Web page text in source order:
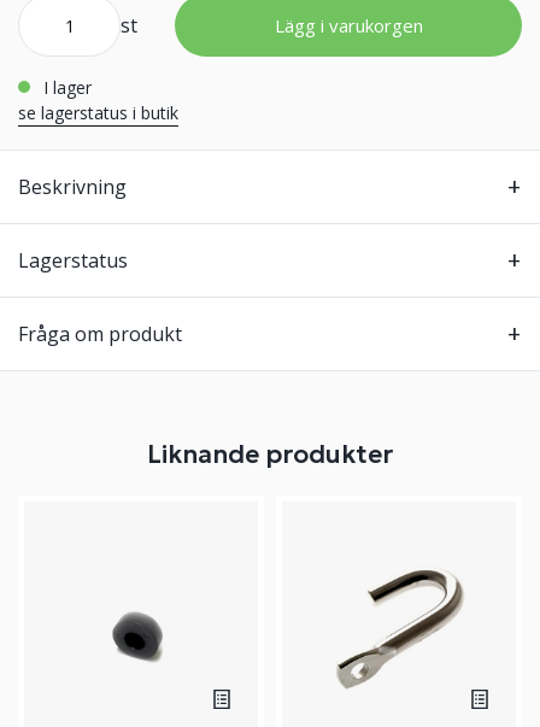
st Lägg i varukorgen
i lager
se lagerstatus i butik
Beskrivning
Lagerstatus
Fråga om produkt
Liknande produkter